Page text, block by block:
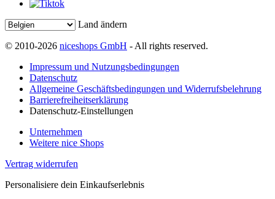
Land ändern
© 2010-2026 niceshops GmbH - All rights reserved.
Impressum und Nutzungsbedingungen
Datenschutz
Allgemeine Geschäftsbedingungen und Widerrufsbelehrung
Barrierefreiheitserklärung
Datenschutz-Einstellungen
Unternehmen
Weitere nice Shops
Vertrag widerrufen
Personalisiere dein Einkaufserlebnis